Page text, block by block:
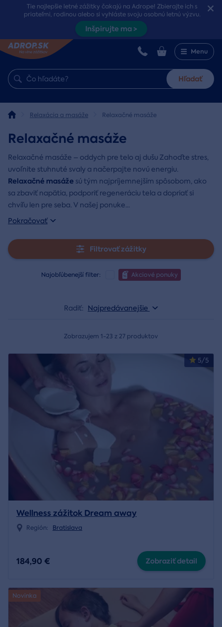
Tie najlepšie letné zážitky čakajú na Adrope! Zbierajte ich s
priateľmi, rodinou alebo si vyhláste svoju osobnú letnú výzvu.
Inšpirujte ma >
Menu
Hľadať
Relaxácia a masáže Relaxačné masáže
Relaxačné masáže
Relaxačné masáže – oddych pre telo aj dušu Zahoďte stres,
uvoľnite stuhnuté svaly a načerpajte novú energiu.
Relaxačné masáže sú tým najpríjemnejším spôsobom, ako
sa zbaviť napätia, podporiť regeneráciu tela a dopriať si
chvíľu len pre seba. V našej ponuke...
Pokračovať
Filtrovať zážitky
Najobľúbenejší filter: Akciové ponuky
Radiť: Najpredávanejšie
Zobrazujem 1-23 z 27 produktov
5/5
Wellness zážitok Dream away
Región: Bratislava
184,90 € Zobraziť detail
Novinka